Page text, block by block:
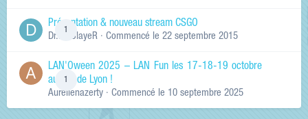
Présentation & nouveau stream CSGO
Dr.KinSlayeR · Commencé le 22 septembre 2015
LAN'Oween 2025 – LAN Fun les 17-18-19 octobre
au sud de Lyon !
Aurelienazerty · Commencé le 10 septembre 2025